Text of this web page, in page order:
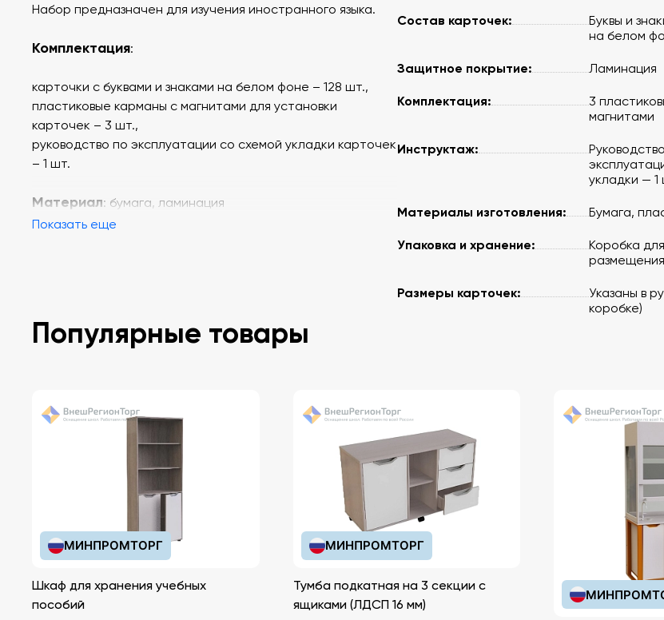
Набор предназначен для изучения иностранного языка.
Комплектация:
карточки с буквами и знаками на белом фоне – 128 шт.,
пластиковые карманы с магнитами для установки
карточек – 3 шт.,
руководство по эксплуатации со схемой укладки карточек
– 1 шт.
Материал: бумага, ламинация
Показать еще
Состав карточек:
Буквы и
на белом
Защитное покрытие: Ламинация
Комплектация:
3
магнитами
Инструктаж:
укладки — 1
Материалы изготовления: Бумага,
Упаковка и хранение:
Коробка
размещения
Размеры карточек:
Указаны в
коробке)
Популярные товары
МИНПРОМТОРГ
Шкаф для хранения учебных
пособий
МИНПРОМТОРГ
Тумба подкатная на 3 секции с
ящиками (ЛДСП 16 мм)